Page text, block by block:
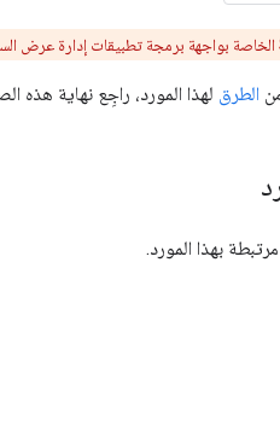
الطرق لهذا المورد، راجِع نهاية هذه
بهذا المورد.